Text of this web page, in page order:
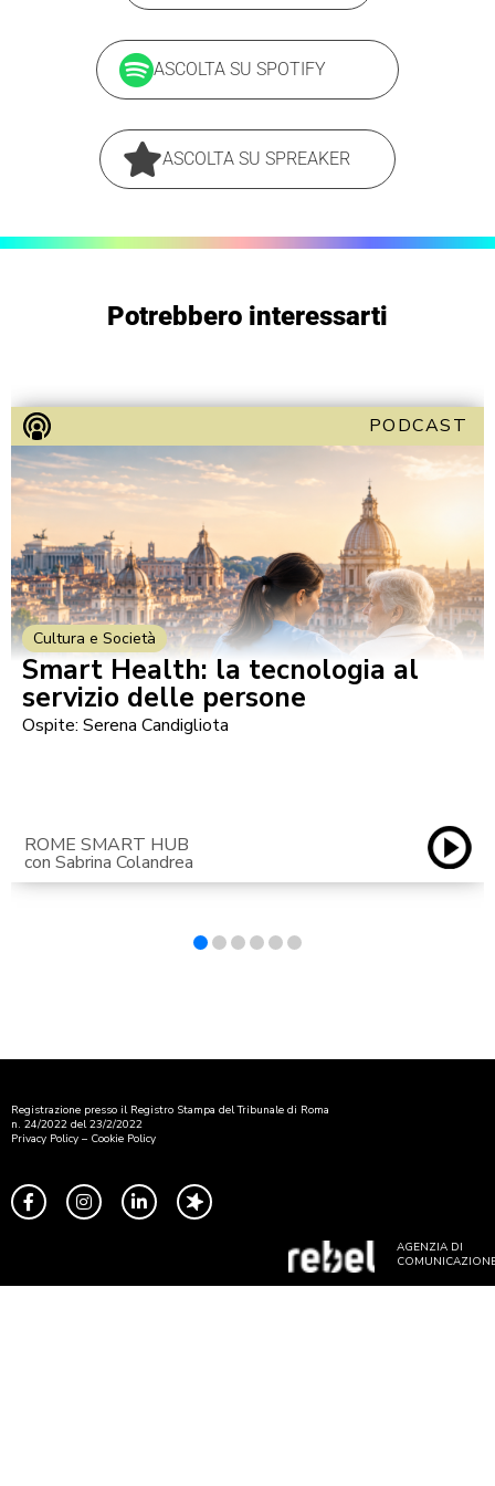
ASCOLTA SU SPOTIFY
ASCOLTA SU SPREAKER
Potrebbero interessarti
PODCAST
Cultura e Società
Smart Health: la tecnologia al
servizio delle persone
Ospite: Serena Candigliota
ROME SMART HUB
con Sabrina Colandrea
Registrazione presso il Registro Stampa del Tribunale di Roma
n. 24/2022 del 23/2/2022
Privacy Policy – Cookie Policy
AGENZIA DI